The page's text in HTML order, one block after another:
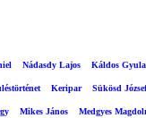
Nádasdy Lajos Káldos Gyula
Keripar Sükösd József
Mikes János Medgyes